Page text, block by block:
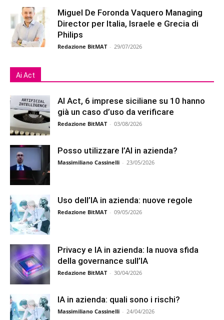
Miguel De Foronda Vaquero Managing
Director per Italia, Israele e Grecia di
Philips
Redazione BitMAT - 29/07/2026
Ai Act
AI Act, 6 imprese siciliane su 10 hanno
già un caso d’uso da verificare
Redazione BitMAT - 03/08/2026
Posso utilizzare l’AI in azienda?
Massimiliano Cassinelli - 23/05/2026
Uso dell’IA in azienda: nuove regole
Redazione BitMAT - 09/05/2026
Privacy e IA in azienda: la nuova sfida
della governance sull’IA
Redazione BitMAT - 30/04/2026
IA in azienda: quali sono i rischi?
Massimiliano Cassinelli - 24/04/2026